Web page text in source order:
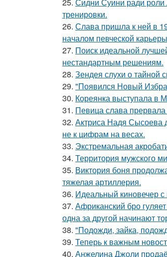
тренировки.
26. Слава пришла к ней в
началом певческой
27. Поиск идеальной
нестандартным решениям.
28. Зендея слухи о тайной
29. "Появился Новый
30. Кореянка выступала в
31. Певица слава прервала
32. Актриса Надя Сысоева
не к цифрам на весах.
33. Экстремальная
34. Территория мужского
35. Виктория боня
тяжелая артиллерия.
36. Идеальный киновечер
37. Африканский бро
одна за другой начинают
38. "Подожди, зайка,
39. Теперь к важным
40. Анжелина Джоли